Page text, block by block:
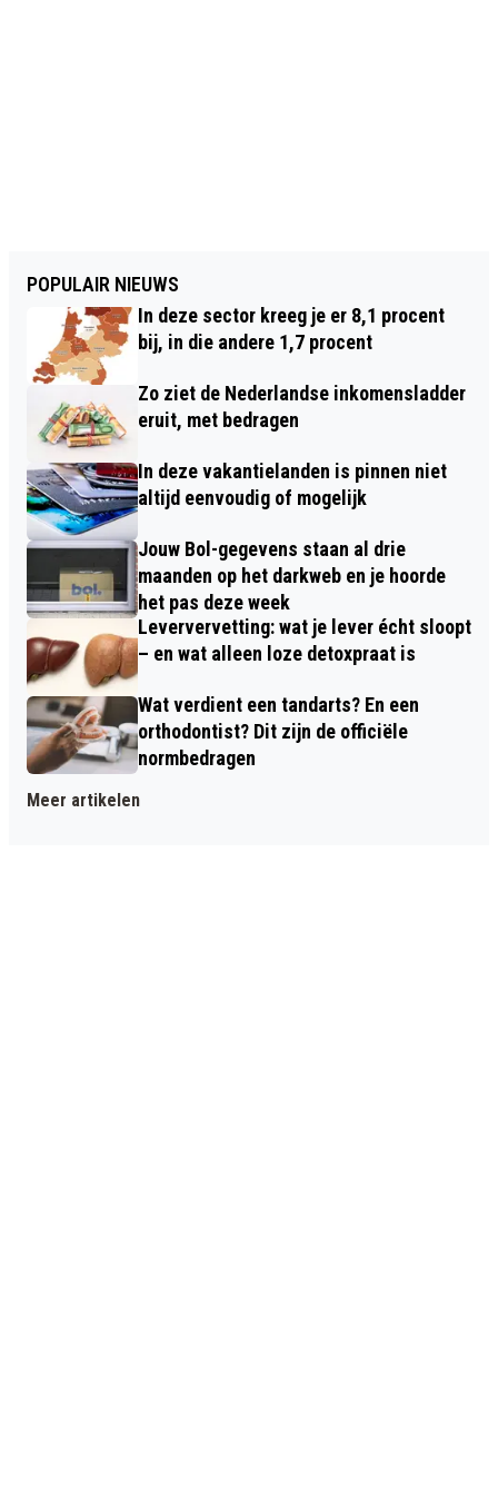
POPULAIR NIEUWS
In deze sector kreeg je er 8,1 procent
bij, in die andere 1,7 procent
Zo ziet de Nederlandse inkomensladder
eruit, met bedragen
In deze vakantielanden is pinnen niet
altijd eenvoudig of mogelijk
Jouw Bol-gegevens staan al drie
maanden op het darkweb en je hoorde
het pas deze week
Leververvetting: wat je lever écht sloopt
– en wat alleen loze detoxpraat is
Wat verdient een tandarts? En een
orthodontist? Dit zijn de officiële
normbedragen
Meer artikelen